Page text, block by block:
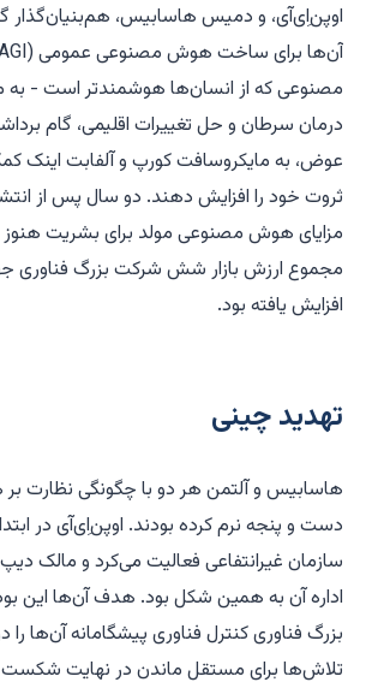
اوپن‌اِی‌آی، و دمیس هاسابیس، هم‌بنیان‌گذار
مصنوعی که از انسان‌ها هوشمندتر است - به
درمان سرطان و حل تغییرات اقلیمی، گام
عوض، به مایکروسافت کورپ و آلفابت اینک
ثروت خود را افزایش دهند. دو سال پس از
مزایای هوش مصنوعی مولد برای بشریت
افزایش یافته بود.
تهدید چینی
هاسابیس و آلتمن هر دو با چگونگی نظارت
دست و پنجه نرم کرده بودند. اوپن‌اِی‌آی در
سازمان غیرانتفاعی فعالیت می‌کرد و مالک
اداره آن به همین شکل بود. هدف آن‌ها این
بزرگ فناوری کنترل فناوری پیشگامانه آن‌ها
تلاش‌ها برای مستقل ماندن در نهایت شکست